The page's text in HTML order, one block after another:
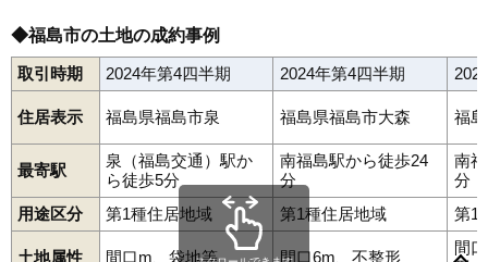
76 町庭坂 10万円
77 松川町美郷 9.3万円 895万円 6.0%
80 松川町関谷 7.2万円 673万円 1.3%
81 荒井北 7.1万円 964万円 10.0%
82 佐倉下 7.0万円 547万円 5.3%
◆福島市の土地の成約事例
取引時期 2024年第4四半期 2024年第4四半期
住居表示 福島県福島市泉 福島県福島市大森 福
最寄駅
泉（福島交通）駅か
ら徒歩5分
南福島駅から徒歩24
分
南
分
用途区分
第1種住居地域 第1種住居地域 第1
土地属性 間口m、袋地等 間口6m、不整形
間
旭町荒井荒井北荒町飯坂町飯坂町中野飯坂町東湯野
飯坂町平野飯坂町湯野飯野町飯野町大久保泉上町大笹生
太田町大森岡島岡部沖高置賜町小倉寺小田御山御山町
春日町
上名倉上野寺